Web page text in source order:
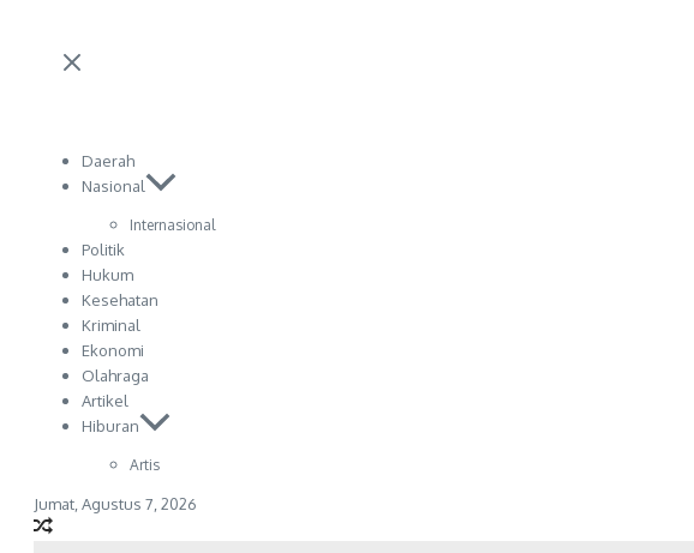
Daerah
Nasional
Internasional
Politik
Hukum
Kesehatan
Kriminal
Ekonomi
Olahraga
Artikel
Hiburan
Artis
Jumat, Agustus 7, 2026